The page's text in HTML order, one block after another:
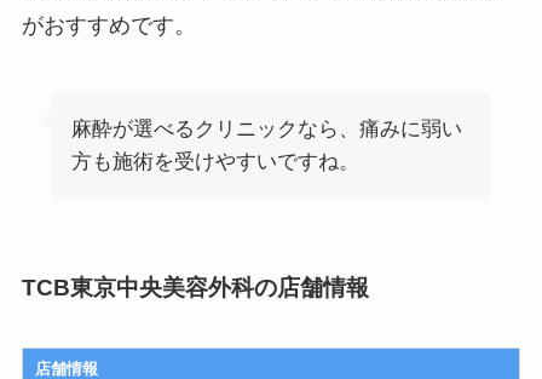
がおすすめです。
麻酔が選べるクリニックなら、痛みに弱い
方も施術を受けやすいですね。
TCB東京中央美容外科の店舗情報
店舗情報